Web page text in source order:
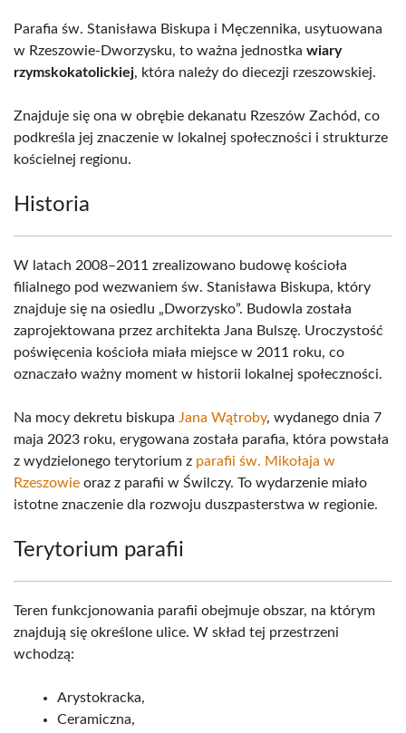
Parafia św. Stanisława Biskupa i Męczennika, usytuowana
w Rzeszowie-Dworzysku, to ważna jednostka wiary
rzymskokatolickiej, która należy do diecezji rzeszowskiej.
Znajduje się ona w obrębie dekanatu Rzeszów Zachód, co
podkreśla jej znaczenie w lokalnej społeczności i strukturze
kościelnej regionu.
Historia
W latach 2008–2011 zrealizowano budowę kościoła
filialnego pod wezwaniem św. Stanisława Biskupa, który
znajduje się na osiedlu „Dworzysko”. Budowla została
zaprojektowana przez architekta Jana Bulszę. Uroczystość
poświęcenia kościoła miała miejsce w 2011 roku, co
oznaczało ważny moment w historii lokalnej społeczności.
Na mocy dekretu biskupa Jana Wątroby, wydanego dnia 7
maja 2023 roku, erygowana została parafia, która powstała
z wydzielonego terytorium z parafii św. Mikołaja w
Rzeszowie oraz z parafii w Świlczy. To wydarzenie miało
istotne znaczenie dla rozwoju duszpasterstwa w regionie.
Terytorium parafii
Teren funkcjonowania parafii obejmuje obszar, na którym
znajdują się określone ulice. W skład tej przestrzeni
wchodzą:
Arystokracka,
Ceramiczna,